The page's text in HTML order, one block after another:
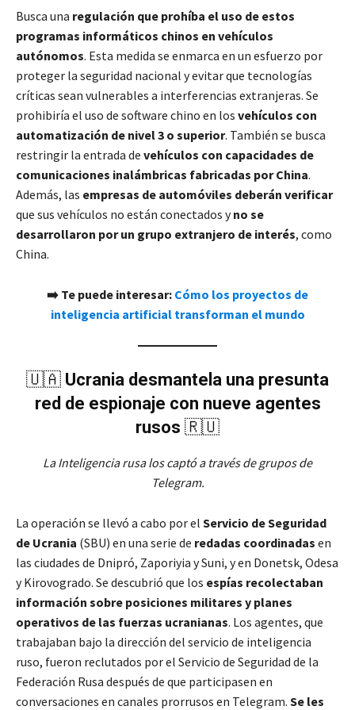
Busca una regulación que prohíba el uso de estos
programas informáticos chinos en vehículos
autónomos. Esta medida se enmarca en un esfuerzo por
proteger la seguridad nacional y evitar que tecnologías
críticas sean vulnerables a interferencias extranjeras. Se
prohibiría el uso de software chino en los vehículos con
automatización de nivel 3 o superior. También se busca
restringir la entrada de vehículos con capacidades de
comunicaciones inalámbricas fabricadas por China.
Además, las empresas de automóviles deberán verificar
que sus vehículos no están conectados yno se
desarrollaron por un grupo extranjero de interés, como
China.
➡️ Te puede interesar: Cómo los proyectos de
inteligencia artificial transforman el mundo
🇺🇦 Ucrania desmantela una presunta
red de espionaje con nueve agentes
rusos 🇷🇺
La Inteligencia rusa los captó a través de grupos de
Telegram.
La operación se llevó a cabo por el Servicio de Seguridad
de Ucrania (SBU) en una serie de redadas coordinadas en
las ciudades de Dnipró, Zaporiyia y Suni, y en Donetsk, Odesa
y Kirovogrado. Se descubrió que los espías recolectaban
información sobre posiciones militares y planes
operativos de las fuerzas ucranianas. Los agentes, que
trabajaban bajo la dirección del servicio de inteligencia
ruso, fueron reclutados por el Servicio de Seguridad de la
Federación Rusa después de que participasen en
conversaciones en canales prorrusos en Telegram. Se les